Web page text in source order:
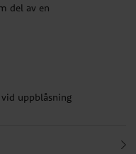
del av en
uppblåsning